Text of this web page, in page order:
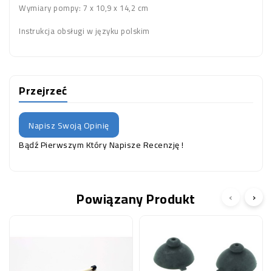
Wymiary pompy: 7 x 10,9 x 14,2 cm
Instrukcja obsługi w języku polskim
Przejrzeć
Napisz Swoją Opinię
Bądź Pierwszym Który Napisze Recenzję !
Powiązany Produkt ‹ ›